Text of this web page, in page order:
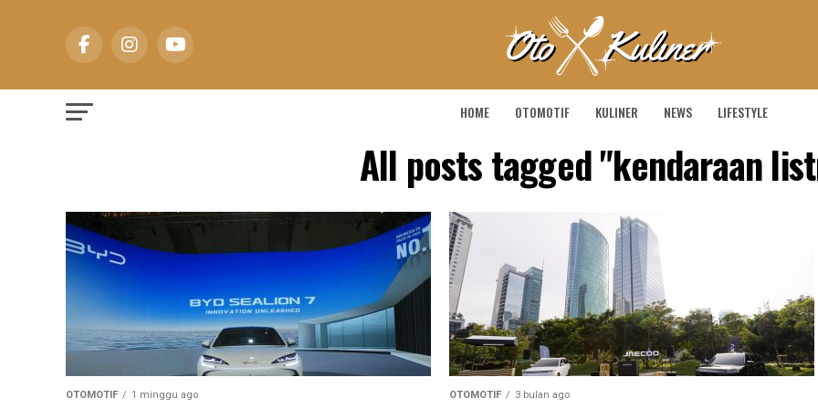
HOME OTOMOTIF KULINER NEWS LIFESTYLE
All posts tagged "kendaraan
OTOMOTIF 1 minggu ago OTOMOTIF 3 bulan ago